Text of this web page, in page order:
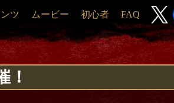
ツ ムービー 初心者 FAQ
！